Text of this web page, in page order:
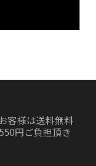
客様は送料無料
円ご負担頂き